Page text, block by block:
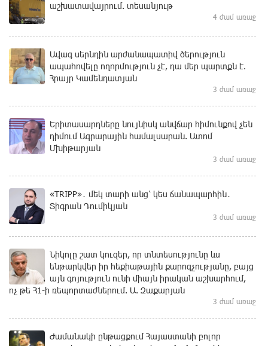
աշխատավայրում. տեսանյութ
4 ժամ առաջ
Ավագ սերնդին արժանապատիվ ծերություն
ապահովելը ողորմություն չէ, դա մեր պարտքն է.
Հրայր Կամենդատյան
3 ժամ առաջ
Երիտասարդները նույնիսկ անվճար հիմունքով չեն
դիմում Ագրարային համալսարան. Ատոմ
Մխիթարյան
3 ժամ առաջ
«TRIPP»․ մեկ տարի անց՝ կես ճանապարհին․
Տիգրան Դումիկյան
3 ժամ առաջ
Նիկոլը շատ կուզեր, որ տնտեսությունը ևս
ենթարկվեր իր հեքիաթային քարոզչությանը, բայց
այն գոյություն ունի միայն իրական աշխարհում,
ոչ թե Հ1-ի ռեպորտաժներում. Ա. Զաքարյան
3 ժամ առաջ
Ժամանակի ընթացքում Հայաստանի բոլոր